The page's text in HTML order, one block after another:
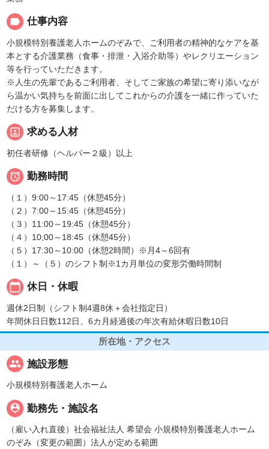
label 仕事内容
小規模特別養護老人ホームのぞみで、ご利用者の精神的なケアを基
本とする介護業務（食事・排泄・入浴介助等）やレクリエーション
等を行っていただきます。
※人生の先輩であるご利用者、そしてご家族の希望に寄り添いなが
ら温かい気持ちを前面に出してこれからの介護を一緒に作っていた
だける方を募集します。
portrait 求める人材
初任者研修（ヘルパー２級）以上
 勤務時間
（１）9:00～17:45（休憩45分）
（２）7:00～15:45（休憩45分）
（３）11:00～19:45（休憩45分）
（４）10;00～18:45（休憩45分）
（５）17:30～10:00（休憩2時間）※月4～6回有
（１）～（５）のシフト制※1カ月単位の変形労働時間制
calendar_today 休日・休暇
週休2日制（シフト制4週8休＋会社指定日）
年間休日日数112日、6カ月経過後の年次有給休暇日数10日
所在地・アクセス
people 施設形態
小規模特別養護老人ホーム
person_pin 勤務先・施設名
（雇い入れ直後）社会福祉法人 希望会 小規模特別養護老人ホーム
のぞみ（変更の範囲）法人が定める範囲